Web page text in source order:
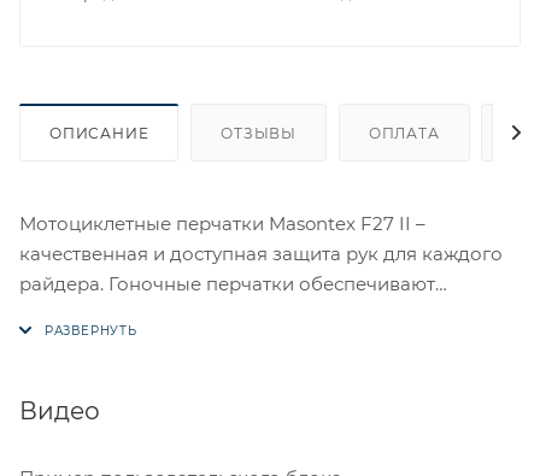
ОПИСАНИЕ ОТЗЫВЫ ОПЛАТА
Мотоциклетные перчатки Masontex F27 II –
качественная и доступная защита рук для каждого
райдера. Гоночные перчатки обеспечивают
можете в нашем интернет-магазине или
Видео